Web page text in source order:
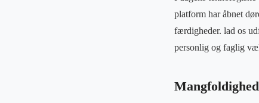
platform har åbnet
færdigheder. lad os
personlig og faglig